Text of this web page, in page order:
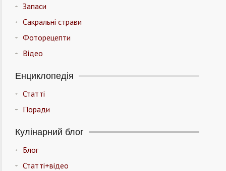
Запаси
Сакральні страви
Фоторецепти
Відео
Енциклопедія
Статті
Поради
Кулінарний блог
Блог
Статті+відео